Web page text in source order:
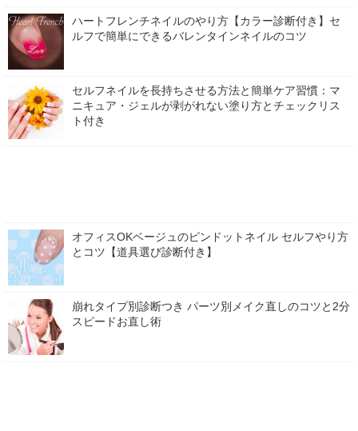
ハートフレンチネイルのやり方【カラー診断付き】セ
ルフで簡単にできるバレンタインネイルのコツ
セルフネイルを長持ちさせる方法と簡単ケア習慣：マ
ニキュア・ジェルが剥がれない塗り方とチェックリス
ト付き
オフィスOKベージュのピンドットネイル セルフやり方
とコツ【道具選び診断付き】
崩れタイプ別診断つき パーツ別メイク直しのコツと2分
スピードお直し術